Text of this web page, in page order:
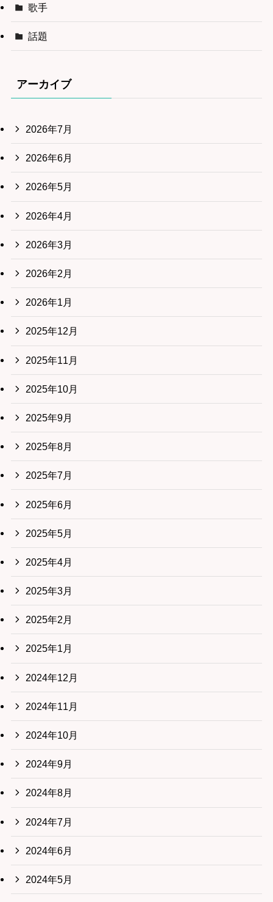
歌手
話題
アーカイブ
2026年7月
2026年6月
2026年5月
2026年4月
2026年3月
2026年2月
2026年1月
2025年12月
2025年11月
2025年10月
2025年9月
2025年8月
2025年7月
2025年6月
2025年5月
2025年4月
2025年3月
2025年2月
2025年1月
2024年12月
2024年11月
2024年10月
2024年9月
2024年8月
2024年7月
2024年6月
2024年5月